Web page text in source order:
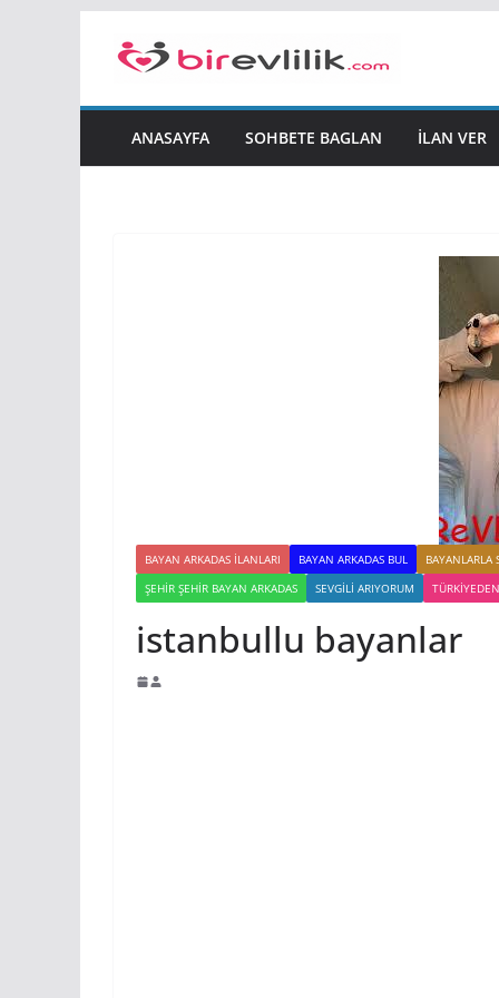
ANASAYFA SOHBETE BAGLAN İLAN VER
BAYAN ARKADAS ILANLARI BAYAN ARKADAS BUL
BAYANLARLA
ŞEHIR ŞEHIR BAYAN ARKADAS
SEVGILI ARIYORUM
istanbullu bayanlar